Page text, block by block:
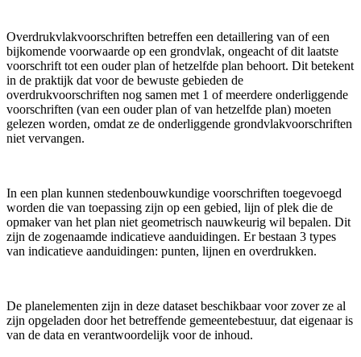
Overdrukvlakvoorschriften betreffen een detaillering van of een
bijkomende voorwaarde op een grondvlak, ongeacht of dit laatste
voorschrift tot een ouder plan of hetzelfde plan behoort. Dit betekent
in de praktijk dat voor de bewuste gebieden de
overdrukvoorschriften nog samen met 1 of meerdere onderliggende
voorschriften (van een ouder plan of van hetzelfde plan) moeten
gelezen worden, omdat ze de onderliggende grondvlakvoorschriften
niet vervangen.
In een plan kunnen stedenbouwkundige voorschriften toegevoegd
worden die van toepassing zijn op een gebied, lijn of plek die de
opmaker van het plan niet geometrisch nauwkeurig wil bepalen. Dit
zijn de zogenaamde indicatieve aanduidingen. Er bestaan 3 types
van indicatieve aanduidingen: punten, lijnen en overdrukken.
De planelementen zijn in deze dataset beschikbaar voor zover ze al
zijn opgeladen door het betreffende gemeentebestuur, dat eigenaar is
van de data en verantwoordelijk voor de inhoud.